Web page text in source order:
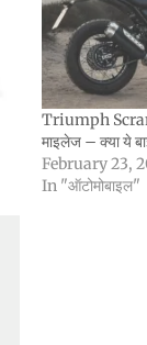
Triumph
माइलेज – क्या ये
February 23,
In "ऑटोमोबाइल"